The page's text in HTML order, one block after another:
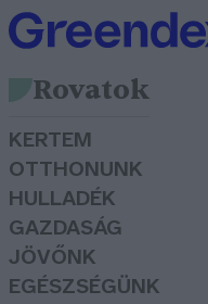
Rovatok
KERTEM
OTTHONUNK
HULLADÉK
GAZDASÁG
JÖVŐNK
EGÉSZSÉGÜNK